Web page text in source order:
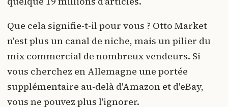
Que cela signifie-t-il pour vous ? Otto Market
n'est plus un canal de niche, mais un pilier du
mix commercial de nombreux vendeurs. Si
vous cherchez en Allemagne une portée
supplémentaire au-delà d'Amazon et d'eBay,
vous ne pouvez plus l'ignorer.